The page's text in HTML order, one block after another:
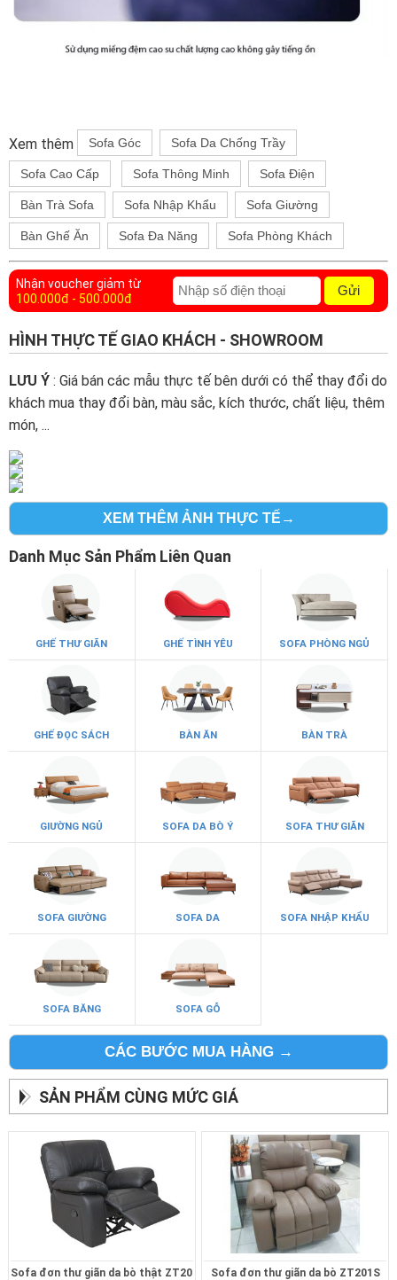
Xem thêm Sofa Góc Sofa Da Chống Trầy
Sofa Cao Cấp Sofa Thông Minh Sofa Điện
Bàn Trà Sofa Sofa Nhập Khẩu Sofa Giường
Bàn Ghế Ăn Sofa Đa Năng Sofa Phòng Khách
Nhận voucher giảm từ
100.000đ - 500.000đ
Gửi
HÌNH THỰC TẾ GIAO KHÁCH - SHOWROOM
LƯU Ý : Giá bán các mẫu thực tế bên dưới có thể thay đổi do
khách mua thay đổi bàn, màu sắc, kích thước, chất liệu, thêm
món, ...
XEM THÊM ẢNH THỰC TẾ→
Danh Mục Sản Phẩm Liên Quan
GHẾ THƯ GIÃN GHẾ TÌNH YÊU SOFA PHÒNG NGỦ
GHẾ ĐỌC SÁCH BÀN ĂN BÀN TRÀ
GIƯỜNG NGỦ SOFA DA BÒ Ý SOFA THƯ GIÃN
SOFA GIƯỜNG SOFA DA SOFA NHẬP KHẨU
SOFA BĂNG SOFA GỖ
CÁC BƯỚC MUA HÀNG →
SẢN PHẨM CÙNG MỨC GIÁ
Sofa đơn thư giãn da bò thật ZT20 Sofa đơn thư giãn da bò ZT201S